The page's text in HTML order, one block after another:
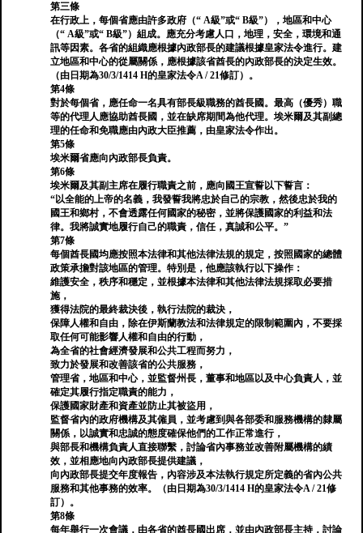
第三條
在行政上，每個省應由許多政府（“ A級”或“ B級”），地區和中心
（“ A級”或“ B級”）組成。應充分考慮人口，地理，安全，環境和通
訊等因素。各省的組織應根據內政部長的建議根據皇家法令進行。建
立地區和中心的從屬關係，應根據該省酋長的內政部長的決定生效。
（由日期為30/3/1414 H的皇家法令A / 21修訂）。
第4條
對於每個省，應任命一名具有部長級職務的酋長國。最高（優秀）職
等的代理人應協助酋長國，並在缺席期間為他代理。埃米爾及其副總
理的任命和免職應由內政大臣推薦，由皇家法令作出。
第5條
埃米爾省應向內政部長負責。
第6條
埃米爾及其副主席在履行職責之前，應向國王宣誓以下誓言：
“以全能的上帝的名義，我發誓我將忠於自己的宗教，然後忠於我的
國王和鄉村，不會透露任何國家的秘密，並將保護國家的利益和法
律。我將誠實地履行自己的職責，信任，真誠和公平。”
第7條
每個酋長國均應按照本法律和其他法律法規的規定，按照國家的總體
政策承擔對該地區的管理。特別是，他應該執行以下操作：
維護安全，秩序和穩定，並根據本法律和其他法律法規採取必要措
施，
獲得法院的最終裁決後，執行法院的裁決，
保障人權和自由，除在伊斯蘭教法和法律規定的限制範圍內，不要採
取任何可能影響人權和自由的行動，
為全省的社會經濟發展和公共工程而努力，
致力於發展和改善該省的公共服務，
管理省，地區和中心，並監督州長，董事和地區以及中心負責人，並
確定其履行指定職責的能力，
保護國家財產和資產並防止其被盜用，
監督省內的政府機構及其僱員，並考慮到與各部委和服務機構的隸屬
關係，以誠實和忠誠的態度確保他們的工作正常進行，
與部長和機構負責人直接聯繫，討論省內事務並改善附屬機構的績
效，並相應地向內政部長提供建議，
向內政部長提交年度報告，內容涉及本法執行規定所定義的省內公共
服務和其他事務的效率。（由日期為30/3/1414 H的皇家法令A / 21修
訂）。
第8條
每年舉行一次會議，由各省的酋長國出席，並由內政部長主持，討論